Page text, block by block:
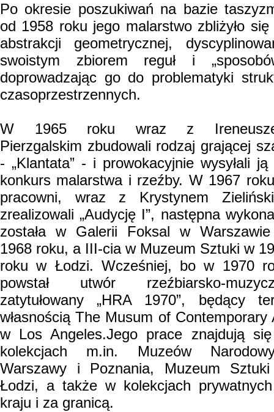
Po okresie poszukiwań na bazie
od 1958 roku jego malarstwo zbliżyło się
abstrakcji geometrycznej,
swoistym zbiorem reguł i
doprowadzając go do problematyki
czasoprzestrzennych.
W 1965 roku wraz z
Pierzgalskim zbudowali rodzaj grającej
- „Klantata” - i prowokacyjnie wysyłali ją
konkurs malarstwa i rzeźby. W 1967
pracowni, wraz z Krystynem
zrealizowali „Audycję I”, następna
została w Galerii Foksal w
1968 roku, a III-cia w Muzeum Sztuki w
roku w Łodzi. Wcześniej, bo w 1970
powstał utwór rzeźbiarsko-
zatytułowany „HRA 1970”, będący
własnością The Musum of Contemporary
w Los Angeles.Jego prace znajdują
kolekcjach m.in. Muzeów
Warszawy i Poznania, Muzeum
Łodzi, a także w kolekcjach
kraju i za granicą.